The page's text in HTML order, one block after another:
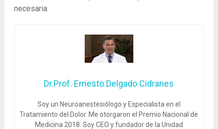
necesaria.
Dr.Prof. Ernesto Delgado Cidranes
Soy un Neuroanestesiólogo y Especialista en el
Tratamiento del Dolor. Me otorgaron el Premio Nacional de
Medicina 2018. Soy CEO y fundador de la Unidad